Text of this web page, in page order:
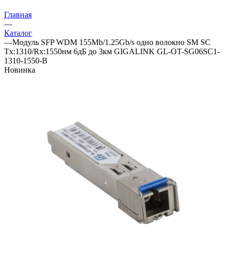
Главная
—
Каталог
—Модуль SFP WDM 155Mb/1.25Gb/s одно волокно SM SC
Tx:1310/Rx:1550нм 6дБ до 3км GIGALINK GL-OT-SG06SC1-
1310-1550-B
Новинка